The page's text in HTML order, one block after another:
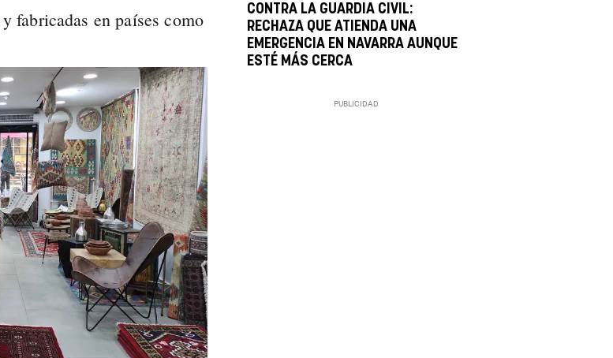
fabricadas en países como
CONTRA LA GUARDIA CIVIL:
RECHAZA QUE ATIENDA UNA
EMERGENCIA EN NAVARRA AUNQUE
ESTÉ MÁS CERCA